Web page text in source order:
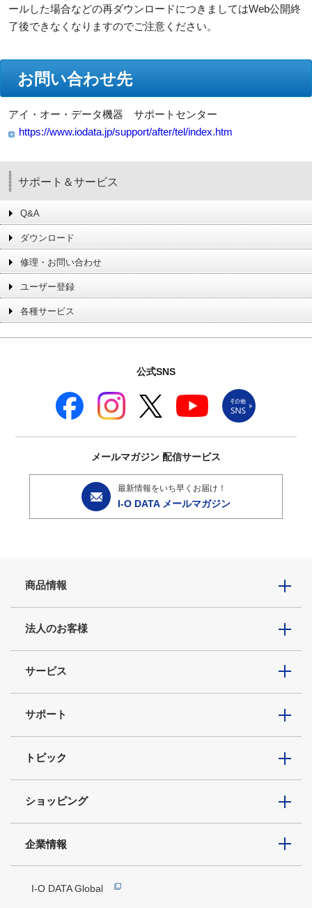
ールした場合などの再ダウンロードにつきましてはWeb公開終
了後できなくなりますのでご注意ください。
お問い合わせ先
アイ・オー・データ機器 サポートセンター
https://www.iodata.jp/support/after/tel/index.htm
サポート＆サービス
Q&A
ダウンロード
修理・お問い合わせ
ユーザー登録
各種サービス
公式SNS
メールマガジン 配信サービス
最新情報をいち早くお届け！
I-O DATA メールマガジン
商品情報
法人のお客様
サービス
サポート
トピック
ショッピング
企業情報
I-O DATA Global